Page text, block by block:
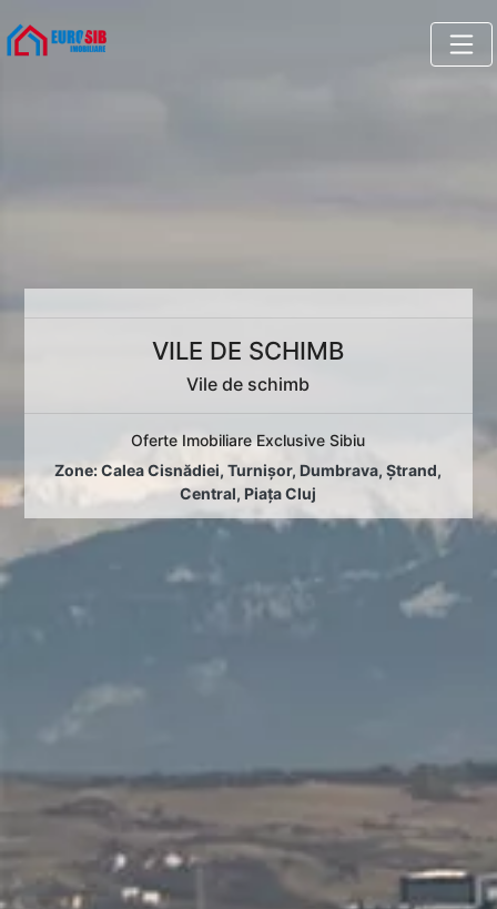
VILE DE SCHIMB
Vile de schimb
Oferte Imobiliare Exclusive Sibiu
Zone:Calea Cisnădiei,Turnișor,Dumbrava,Ștrand,
Central, Piața Cluj